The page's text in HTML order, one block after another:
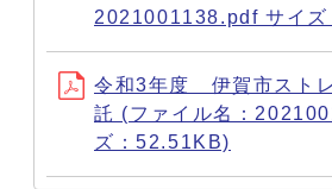
2021001138.pdf サイ
令和3年度 伊賀市スト
託 (ファイル名：
ズ：52.51KB)